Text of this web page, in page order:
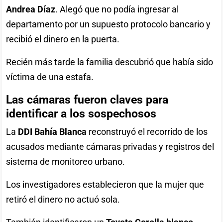
Andrea Díaz. Alegó que no podía ingresar al
departamento por un supuesto protocolo bancario y
recibió el dinero en la puerta.
Recién más tarde la familia descubrió que había sido
víctima de una estafa.
Las cámaras fueron claves para
identificar a los sospechosos
La DDI Bahía Blanca reconstruyó el recorrido de los
acusados mediante cámaras privadas y registros del
sistema de monitoreo urbano.
Los investigadores establecieron que la mujer que
retiró el dinero no actuó sola.